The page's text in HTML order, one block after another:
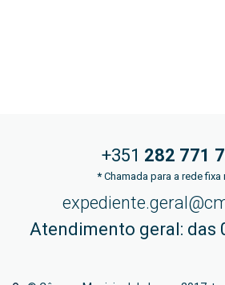
+351 282 771
*Chamada para a rede fixa
Atendimento geral: das